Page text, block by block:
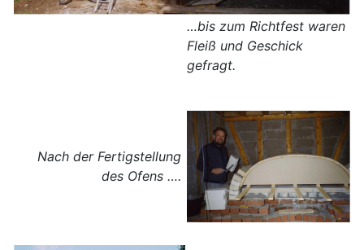
…bis zum Richtfest waren
Fleiß und Geschick
gefragt.
Nach der Fertigstellung
des Ofens ….